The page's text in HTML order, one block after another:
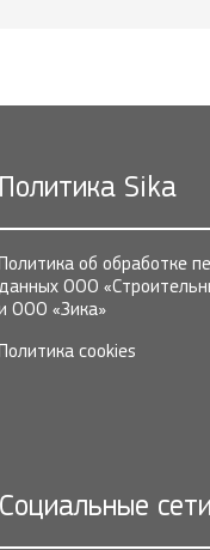
Политика Sika
Политика об обработке
ООО
ООО «Зика»
Политика cookies
Социальные сети